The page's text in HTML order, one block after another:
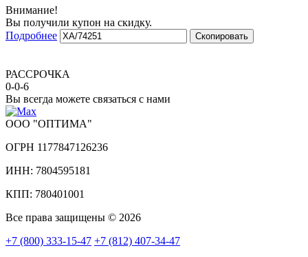
Внимание!
Вы получили купон на скидку.
Подробнее
Скопировать
РАССРОЧКА
0-0-6
Вы всегда можете связаться с нами
ООО "ОПТИМА"
ОГРН 1177847126236
ИНН: 7804595181
КПП: 780401001
Все права защищены © 2026
+7 (800) 333-15-47 +7 (812) 407-34-47